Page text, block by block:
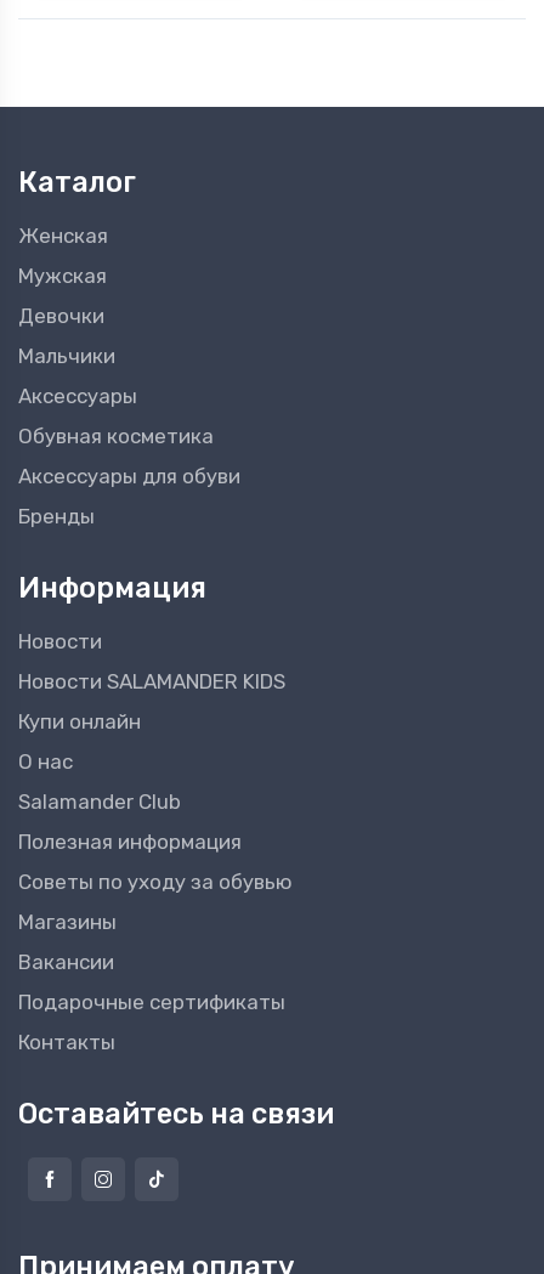
Каталог
Женская
Мужская
Девочки
Мальчики
Аксессуары
Обувная косметика
Аксессуары для обуви
Бренды
Информация
Новости
Новости SALAMANDER KIDS
Купи онлайн
О нас
Salamander Club
Полезная информация
Советы по уходу за обувью
Магазины
Вакансии
Подарочные сертификаты
Контакты
Оставайтесь на связи